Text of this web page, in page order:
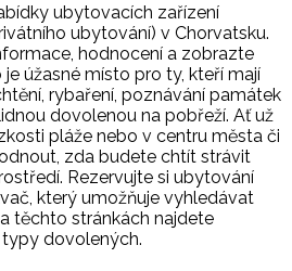
ubytovacích zařízení
ubytování) v Chorvatsku.
hodnocení a zobrazte
úžasné místo pro ty, kteří mají
rybaření, poznávání památek
dovolenou na pobřeží. Ať už
pláže nebo v centru města či
zda budete chtít strávit
Rezervujte si ubytování
který umožňuje vyhledávat
těchto stránkách najdete
dovolených.